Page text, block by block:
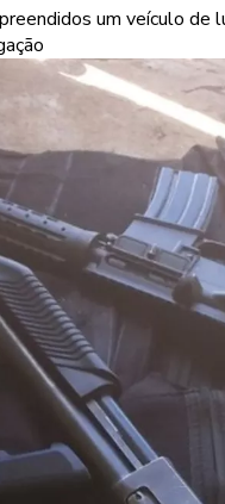
um veículo de